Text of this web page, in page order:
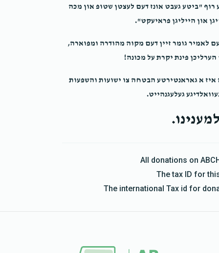
רוף "ביטע געבט אונז דעם לעצטן שטופ און מכה
און הייליגן פראיעקט".
לאמיר גומר זיין דעם מקוה מהודרה ומפוארה,
פינת יקרת על מכונה!
א גאראנטירטע הבטחה צו ישועות והשפעות
געלעגנהייט.
All donations on
The tax ID for
The international Tax id for